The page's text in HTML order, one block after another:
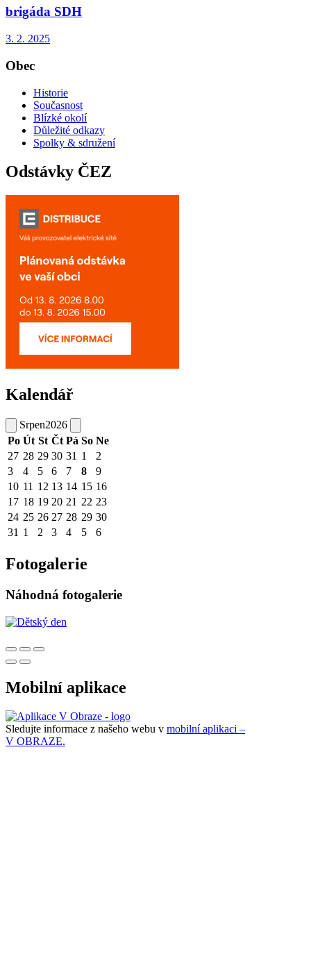
brigáda SDH
3. 2. 2025
Obec
Historie
Současnost
Blízké okolí
Důležité odkazy
Spolky & sdružení
Odstávky ČEZ
Kalendář
Srpen2026
Po Út St Čt Pá So Ne
27 28 29 30 31 1
2
3
4 5 6 7 8
9
10 11 12 13 14 15 16
17 18 19 20 21 22 23
24 25 26 27 28 29 30
31 1 2 3 4 5 6
Fotogalerie
Náhodná fotogalerie
Mobilní aplikace
Sledujte informace z našeho webu v mobilní aplikaci –
V OBRAZE.